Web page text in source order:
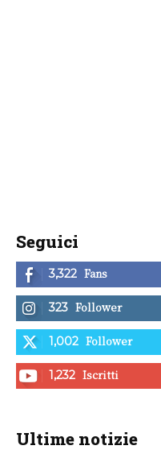
Seguici
3,322 Fans
323 Follower
1,002 Follower
1,232 Iscritti
Ultime notizie